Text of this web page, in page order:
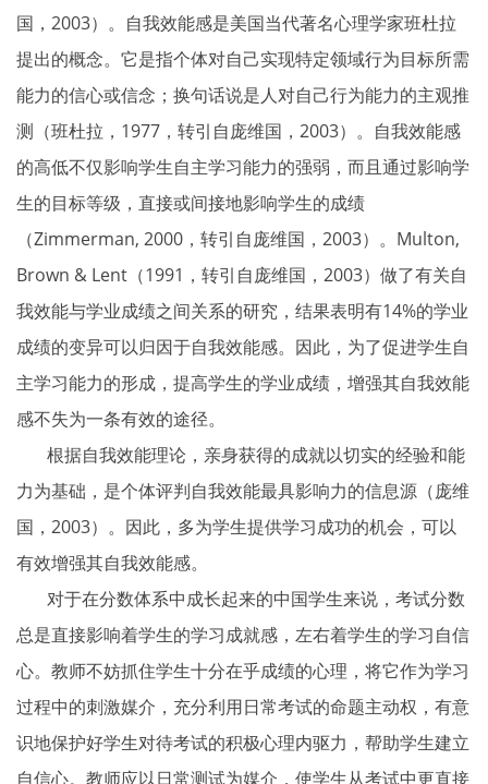
国，2003）。自我效能感是美国当代著名心理学家班杜拉
提出的概念。它是指个体对自己实现特定领域行为目标所需
能力的信心或信念；换句话说是人对自己行为能力的主观推
测（班杜拉，1977，转引自庞维国，2003）。自我效能感
的高低不仅影响学生自主学习能力的强弱，而且通过影响学
生的目标等级，直接或间接地影响学生的成绩
（Zimmerman, 2000，转引自庞维国，2003）。Multon,
Brown & Lent（1991，转引自庞维国，2003）做了有关自
我效能与学业成绩之间关系的研究，结果表明有14%的学业
成绩的变异可以归因于自我效能感。因此，为了促进学生自
主学习能力的形成，提高学生的学业成绩，增强其自我效能
感不失为一条有效的途径。
根据自我效能理论，亲身获得的成就以切实的经验和能
力为基础，是个体评判自我效能最具影响力的信息源（庞维
国，2003）。因此，多为学生提供学习成功的机会，可以
有效增强其自我效能感。
对于在分数体系中成长起来的中国学生来说，考试分数
总是直接影响着学生的学习成就感，左右着学生的学习自信
心。教师不妨抓住学生十分在乎成绩的心理，将它作为学习
过程中的刺激媒介，充分利用日常考试的命题主动权，有意
识地保护好学生对待考试的积极心理内驱力，帮助学生建立
自信心。教师应以日常测试为媒介，使学生从考试中更直接